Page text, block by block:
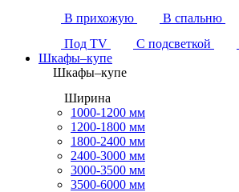
В прихожую
В спальню
Под TV
С подсветкой
Шкафы–купе
Шкафы–купе
Ширина
1000-1200 мм
1200-1800 мм
1800-2400 мм
2400-3000 мм
3000-3500 мм
3500-6000 мм